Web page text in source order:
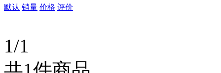
默认 销量 价格 评价
1/1